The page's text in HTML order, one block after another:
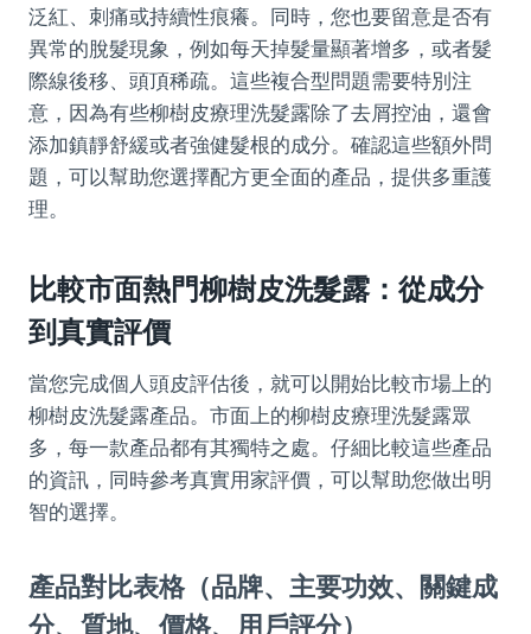
泛紅、刺痛或持續性痕癢。同時，您也要留意是否有
異常的脫髮現象，例如每天掉髮量顯著增多，或者髮
際線後移、頭頂稀疏。這些複合型問題需要特別注
意，因為有些柳樹皮療理洗髮露除了去屑控油，還會
添加鎮靜舒緩或者強健髮根的成分。確認這些額外問
題，可以幫助您選擇配方更全面的產品，提供多重護
理。
比較市面熱門柳樹皮洗髮露：從成分
到真實評價
當您完成個人頭皮評估後，就可以開始比較市場上的
柳樹皮洗髮露產品。市面上的柳樹皮療理洗髮露眾
多，每一款產品都有其獨特之處。仔細比較這些產品
的資訊，同時參考真實用家評價，可以幫助您做出明
智的選擇。
產品對比表格（品牌、主要功效、關鍵成
分、質地、價格、用戶評分）